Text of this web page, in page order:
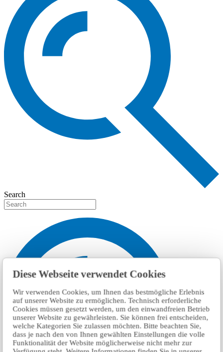
Diese Webseite verwendet Cookies
Wir verwenden Cookies, um Ihnen das bestmögliche Erlebnis
auf unserer Website zu ermöglichen. Technisch erforderliche
Cookies müssen gesetzt werden, um den einwandfreien Betrieb
unserer Website zu gewährleisten. Sie können frei entscheiden,
welche Kategorien Sie zulassen möchten. Bitte beachten Sie,
dass je nach den von Ihnen gewählten Einstellungen die volle
Funktionalität der Website möglicherweise nicht mehr zur
Search